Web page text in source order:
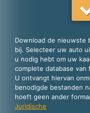
Nederlands
English
Español
Português
Download de nieuwste
bij. Selecteer uw auto
u nodig hebt om uw
complete database
U ontvangt hiervan
benodigde bestanden
hoeft geen ander
Juridische